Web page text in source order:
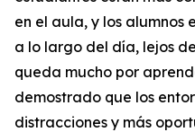
en el aula, y los alumnos
a lo largo del día, lejos
queda mucho por
demostrado que los
distracciones y más